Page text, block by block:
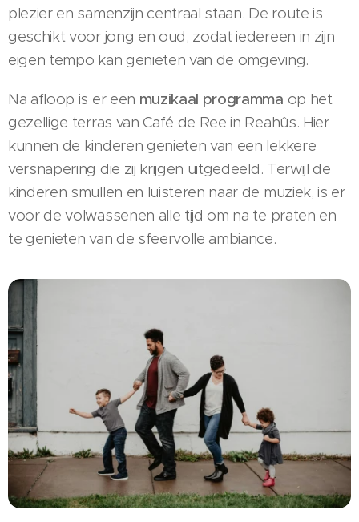
plezier en samenzijn centraal staan. De route is
geschikt voor jong en oud, zodat iedereen in zijn
eigen tempo kan genieten van de omgeving.
Na afloop is er een muzikaal programma op het
gezellige terras van Café de Ree in Reahûs. Hier
kunnen de kinderen genieten van een lekkere
versnapering die zij krijgen uitgedeeld. Terwijl de
kinderen smullen en luisteren naar de muziek, is er
voor de volwassenen alle tijd om na te praten en
te genieten van de sfeervolle ambiance.